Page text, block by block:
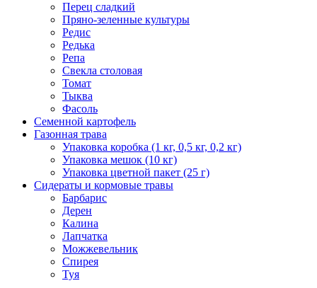
Перец сладкий
Пряно-зеленные культуры
Редис
Редька
Репа
Свекла столовая
Томат
Тыква
Фасоль
Семенной картофель
Газонная трава
Упаковка коробка (1 кг, 0,5 кг, 0,2 кг)
Упаковка мешок (10 кг)
Упаковка цветной пакет (25 г)
Сидераты и кормовые травы
Барбарис
Дерен
Калина
Лапчатка
Можжевельник
Спирея
Туя